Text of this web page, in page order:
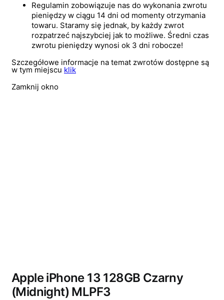
Regulamin zobowiązuje nas do wykonania zwrotu
pieniędzy w ciągu 14 dni od momenty otrzymania
towaru. Staramy się jednak, by każdy zwrot
rozpatrzeć najszybciej jak to możliwe. Średni czas
zwrotu pieniędzy wynosi ok 3 dni robocze!
Szczegółowe informacje na temat zwrotów dostępne są
w tym miejscu klik
Zamknij okno
Apple iPhone 13 128GB Czarny
(Midnight) MLPF3